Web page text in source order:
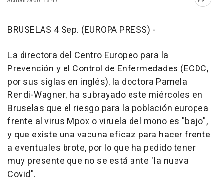
BRUSELAS 4 Sep. (EUROPA PRESS) -
La directora del Centro Europeo para la
Prevención y el Control de Enfermedades (ECDC,
por sus siglas en inglés), la doctora Pamela
Rendi-Wagner, ha subrayado este miércoles en
Bruselas que el riesgo para la población europea
frente al virus Mpox o viruela del mono es "bajo",
y que existe una vacuna eficaz para hacer frente
a eventuales brote, por lo que ha pedido tener
muy presente que no se está ante "la nueva
Covid".